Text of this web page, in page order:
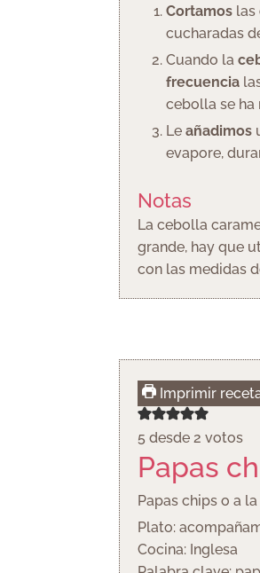
Cortamos las
cucharadas
Cuando la
frecuencia
cebolla se
Leañadimos
evapore,
Notas
La cebolla
grande, hay que
con las medidas
Imprimir
5 desde 2 votos
Papas
Papas chips o a
Plato:
Cocina: Inglesa